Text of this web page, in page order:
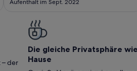
Aufenthalt im Sept. 2022
– der
Die gleiche Privatsphäre
Hause